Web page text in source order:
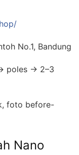
No.1, Bandung
poles → 2–3
foto before-
Nano